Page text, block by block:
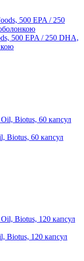
500 EPA / 250 DHA,
Biotus, 60 капсул
Biotus, 120 капсул